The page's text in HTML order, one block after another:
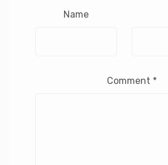
Name
Comment *